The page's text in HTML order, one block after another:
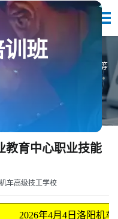
车职业教育中心职业技能等
教育中心职业技能
车高级技工学校
2026年4月4日洛阳机
班